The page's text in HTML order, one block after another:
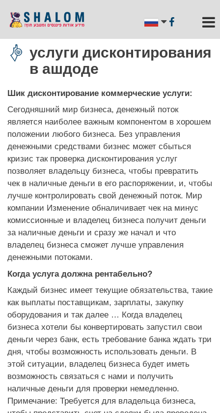
услуги дисконтирования
в ашдоде
Шик дисконтирование коммерческие услуги:
Сегодняшний мир бизнеса, денежный поток
является наиболее важным компонентом в хорошем
положении любого бизнеса. Без управления
денежными средствами бизнес может сбыться
кризис так проверка дисконтирования услуг
позволяет владельцу бизнеса, чтобы превратить
чек в наличные деньги в его распоряжении, и, чтобы
лучше контролировать свой денежный поток. Мир
компании Изменение обналичивает чек на минус
комиссионные и владелец бизнеса получит деньги
за наличные деньги и сразу же начал и что
владелец бизнеса сможет лучше управления
денежными потоками.
Когда услуга должна рентабельно?
Каждый бизнес имеет текущие обязательства, такие
как выплаты поставщикам, зарплаты, закупку
оборудования и так далее … Когда владелец
бизнеса хотели бы конвертировать запустил свои
деньги через банк, есть требование банка ждать три
дня, чтобы возможность использовать деньги. В
этой ситуации, владелец бизнеса будет иметь
возможность связаться с нами и получить
наличные деньги для проверки немедленно.
Примечание: Требуется для владельца бизнеса,